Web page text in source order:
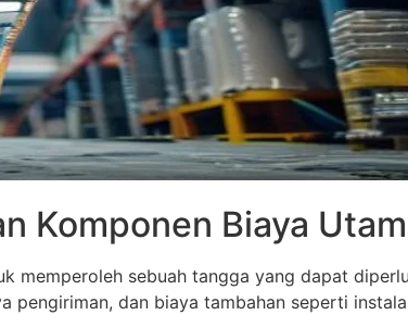
Komponen Biaya
memperoleh sebuah tangga yang dapat
pengiriman, dan biaya tambahan seperti